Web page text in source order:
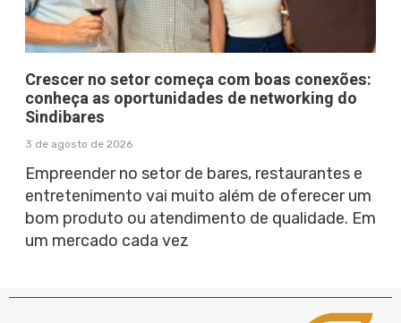
Crescer no setor começa com boas conexões:
conheça as oportunidades de networking do
Sindibares
3 de agosto de 2026
Empreender no setor de bares, restaurantes e
entretenimento vai muito além de oferecer um
bom produto ou atendimento de qualidade. Em
um mercado cada vez